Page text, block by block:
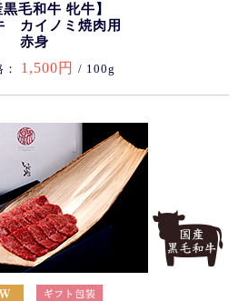
黒毛和牛 牝牛】
カイノミ焼肉用
赤身
1,500円 / 100g